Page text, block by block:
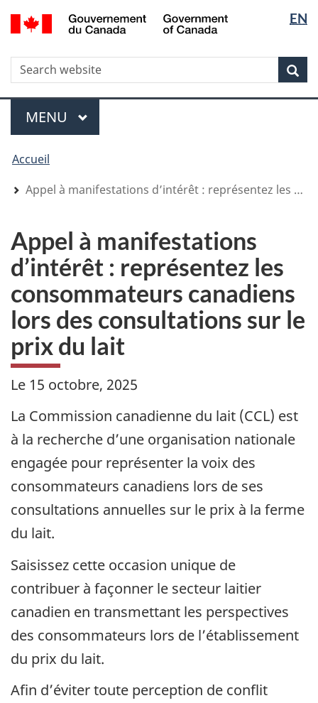
Aller
au
Skip
to
Passer
à
HTML
simplifiée
la
langue
la
langue
EN
WxT
Search
form
Menu
MENU PRINCIPAL
are
here
Accueil
Appel à manifestations d’intérêt : représentez les consommateurs canadiens lors des consultations sur le prix du lait
Appel à manifestations
d’intérêt : représentez les
consommateurs canadiens
lors des consultations sur le
prix du lait
Le 15 octobre, 2025
La Commission canadienne du lait (CCL) est
à la recherche d’une organisation nationale
engagée pour représenter la voix des
consommateurs canadiens lors de ses
consultations annuelles sur le prix à la ferme
du lait.
Saisissez cette occasion unique de
contribuer à façonner le secteur laitier
canadien en transmettant les perspectives
des consommateurs lors de l’établissement
du prix du lait.
Afin d’éviter toute perception de conflit